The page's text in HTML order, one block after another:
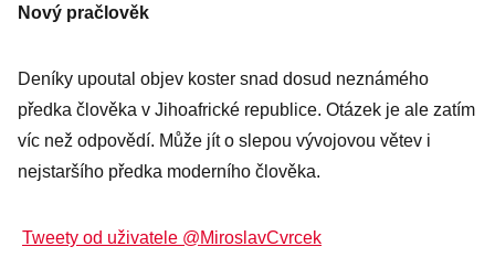
Nový pračlověk
Deníky upoutal objev koster snad dosud neznámého
předka člověka v Jihoafrické republice. Otázek je ale zatím
víc než odpovědí. Může jít o slepou vývojovou větev i
nejstaršího předka moderního člověka.
Tweety od uživatele @MiroslavCvrcek